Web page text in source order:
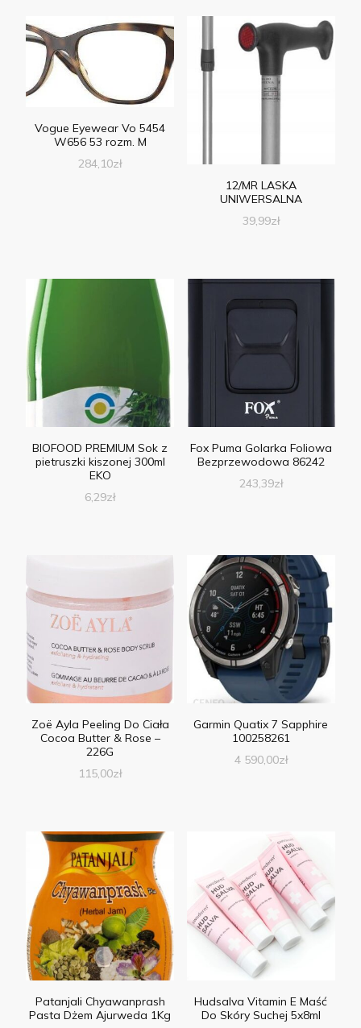
Vogue Eyewear Vo 5454
W656 53 rozm. M
284,10zł
12/MR LASKA
UNIWERSALNA
39,99zł
BIOFOOD PREMIUM Sok z
pietruszki kiszonej 300ml
EKO
6,29zł
Fox Puma Golarka Foliowa
Bezprzewodowa 86242
243,39zł
Zoë Ayla Peeling Do Ciała
Cocoa Butter & Rose –
226G
115,00zł
Garmin Quatix 7 Sapphire
100258261
4 590,00zł
Patanjali Chyawanprash
Pasta Dżem Ajurweda 1Kg
Hudsalva Vitamin E Maść
Do Skóry Suchej 5x8ml